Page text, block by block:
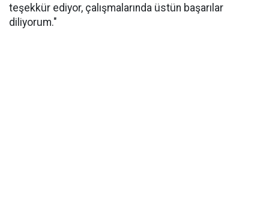
teşekkür ediyor, çalışmalarında üstün başarılar
diliyorum."